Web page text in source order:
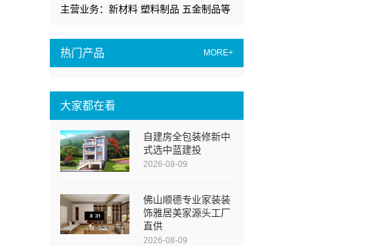
主营业务：新材料 塑料制品 五金制品等
热门产品 MORE+
大家都在看
自建房全包装修新中
式选中蓝建投
2026-08-09
佛山顺德专业家装装
饰雅居美家源头工厂
直供
2026-08-09